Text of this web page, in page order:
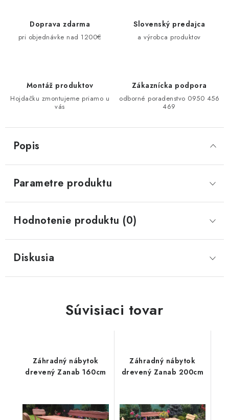
Doprava zdarma
pri objednávke nad 1200€
Slovenský predajca
a výrobca produktov
Montáž produktov
Hojdačku zmontujeme priamo u
vás
Zákaznícka podpora
odborné poradenstvo 0950 456
469
Popis
Parametre produktu
Hodnotenie produktu (0)
Diskusia
Súvisiaci tovar
Záhradný nábytok
drevený Zanab 160cm
Záhradný nábytok
drevený Zanab 200cm